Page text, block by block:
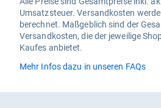
Umsatzsteuer. Versandkosten
berechnet. Maßgeblich sind der
Versandkosten, die der jeweilige
Kaufes anbietet.
Mehr Infos dazu in unseren FAQs